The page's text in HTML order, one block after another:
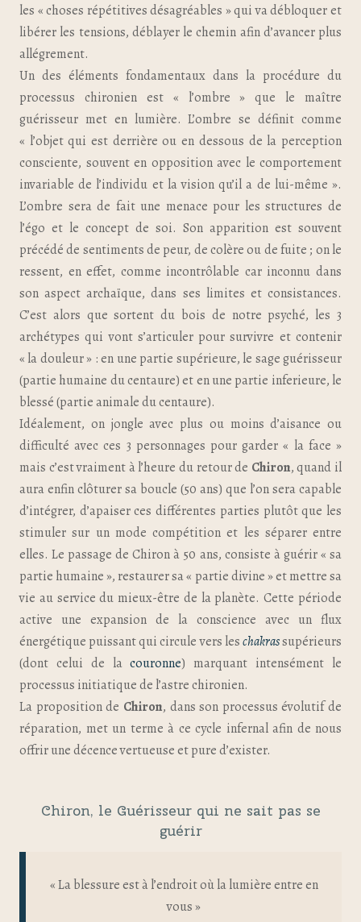
les « choses répétitives désagréables » qui va débloquer et
libérer les tensions, déblayer le chemin afin d’avancer plus
allégrement.
Un des éléments fondamentaux dans la procédure du
processus chironien est « l’ombre » que le maître
guérisseur met en lumière. L’ombre se définit comme
« l’objet qui est derrière ou en dessous de la perception
consciente, souvent en opposition avec le comportement
invariable de l’individu et la vision qu’il a de lui-même ».
L’ombre sera de fait une menace pour les structures de
l’égo et le concept de soi. Son apparition est souvent
précédé de sentiments de peur, de colère ou de fuite ; on le
ressent, en effet, comme incontrôlable car inconnu dans
son aspect archaïque, dans ses limites et consistances.
C’est alors que sortent du bois de notre psyché, les 3
archétypes qui vont s’articuler pour survivre et contenir
« la douleur » : en une partie supérieure, le sage guérisseur
(partie humaine du centaure) et en une partie inferieure, le
blessé (partie animale du centaure).
Idéalement, on jongle avec plus ou moins d’aisance ou
difficulté avec ces 3 personnages pour garder « la face »
mais c’est vraiment à l’heure du retour de Chiron, quand il
aura enfin clôturer sa boucle (50 ans) que l’on sera capable
d’intégrer, d’apaiser ces différentes parties plutôt que les
stimuler sur un mode compétition et les séparer entre
elles. Le passage de Chiron à 50 ans, consiste à guérir « sa
partie humaine », restaurer sa « partie divine » et mettre sa
vie au service du mieux-être de la planète. Cette période
active une expansion de la conscience avec un flux
énergétique puissant qui circule vers leschakrassupérieurs
(dont celui de lacouronne) marquant intensément le
processus initiatique de l’astre chironien.
La proposition de Chiron, dans son processus évolutif de
réparation, met un terme à ce cycle infernal afin de nous
offrir une décence vertueuse et pure d’exister.
Chiron, le Guérisseur qui ne sait pas se
guérir
« La blessure est à l’endroit où la lumière entre en
vous »